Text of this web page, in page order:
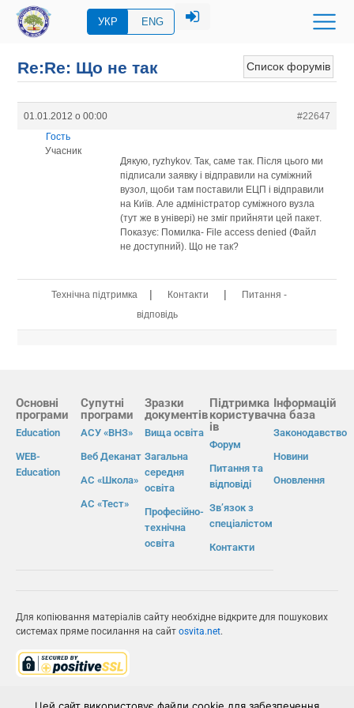
УКР ENG
Список форумів
Re:Re: Що не так
01.01.2012 о 00:00
#22647
Гость
Учасник
Дякую, ryzhykov. Так, саме так. Після цього ми
підписали заявку і відправили на суміжний
вузол, щоби там поставили ЕЦП і відправили
на Київ. Але адміністратор суміжного вузла
(тут же в універі) не зміг прийняти цей пакет.
Показує: Помилка- File access denied (Файл
не доступний). Що не так?
Технічна підтримка | Контакти |
Питання -
відповідь
Основні
програми
Education
WEB-
Education
Супутні
програми
АСУ «ВНЗ»
Веб Деканат
АС «Школа»
АС «Тест»
Зразки
документів
Вища освіта
Загальна
середня
освіта
Професійно-
технічна
освіта
Підтримка
користувач
ів
Форум
Питання та
відповіді
Зв’язок з
спеціалістом
Контакти
Інформацій
на база
Законодавство
Новини
Оновлення
Для копіювання матеріалів сайту необхідне відкрите для пошукових
системах пряме посилання на сайт osvita.net.